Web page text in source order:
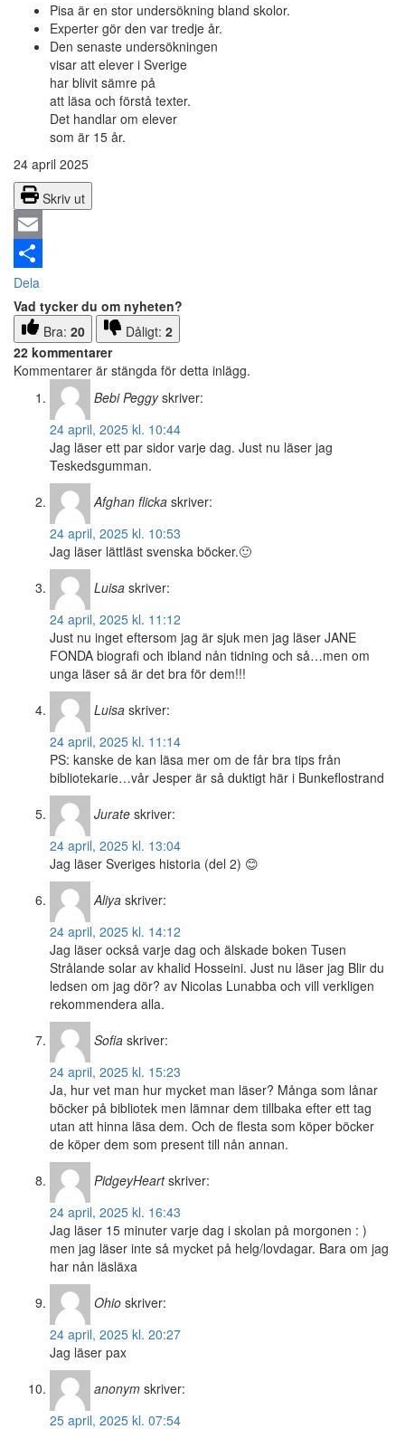
Pisa är en stor undersökning bland skolor.
Experter gör den var tredje år.
Den senaste undersökningen
visar att elever i Sverige
har blivit sämre på
att läsa och förstå texter.
Det handlar om elever
som är 15 år.
24 april 2025
Skriv ut
Email
Dela
Vad tycker du om nyheten?
Bra: 20 Dåligt: 2
22 kommentarer
Kommentarer är stängda för detta inlägg.
Bebi Peggy skriver:
24 april, 2025 kl. 10:44
Jag läser ett par sidor varje dag. Just nu läser jag
Teskedsgumman.
Afghan flicka skriver:
24 april, 2025 kl. 10:53
Jag läser lättläst svenska böcker.🙂
Luisa skriver:
24 april, 2025 kl. 11:12
Just nu inget eftersom jag är sjuk men jag läser JANE
FONDA biografi och ibland nån tidning och så…men om
unga läser så är det bra för dem!!!
Luisa skriver:
24 april, 2025 kl. 11:14
PS: kanske de kan läsa mer om de får bra tips från
bibliotekarie…vår Jesper är så duktigt här i Bunkeflostrand
Jurate skriver:
24 april, 2025 kl. 13:04
Jag läser Sveriges historia (del 2) 😊
Aliya skriver:
24 april, 2025 kl. 14:12
Jag läser också varje dag och älskade boken Tusen
Strålande solar av khalid Hosseini. Just nu läser jag Blir du
ledsen om jag dör? av Nicolas Lunabba och vill verkligen
rekommendera alla.
Sofia skriver:
24 april, 2025 kl. 15:23
Ja, hur vet man hur mycket man läser? Många som lånar
böcker på bibliotek men lämnar dem tillbaka efter ett tag
utan att hinna läsa dem. Och de flesta som köper böcker
de köper dem som present till nån annan.
PidgeyHeart skriver:
24 april, 2025 kl. 16:43
Jag läser 15 minuter varje dag i skolan på morgonen : )
men jag läser inte så mycket på helg/lovdagar. Bara om jag
har nån läsläxa
Ohio skriver:
24 april, 2025 kl. 20:27
Jag läser pax
anonym skriver:
25 april, 2025 kl. 07:54